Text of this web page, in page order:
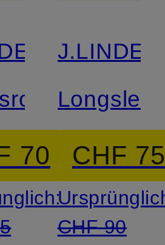
70 CHF
CHF 90